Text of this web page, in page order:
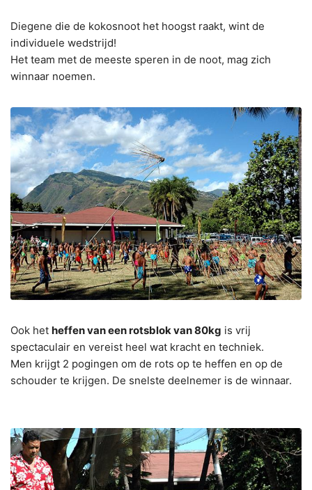
Diegene die de kokosnoot het hoogst raakt, wint de
individuele wedstrijd!
Het team met de meeste speren in de noot, mag zich
winnaar noemen.
Ook het heffen van een rotsblok van 80kg is vrij
spectaculair en vereist heel wat kracht en techniek.
Men krijgt 2 pogingen om de rots op te heffen en op de
schouder te krijgen. De snelste deelnemer is de winnaar.